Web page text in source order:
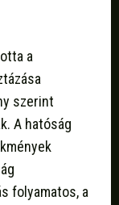
a
szerint
A hatóság
folyamatos, a